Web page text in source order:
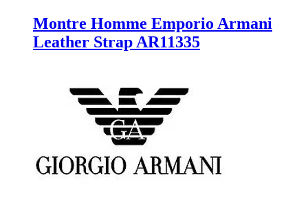
Montre Homme Emporio Armani
Leather Strap AR11335